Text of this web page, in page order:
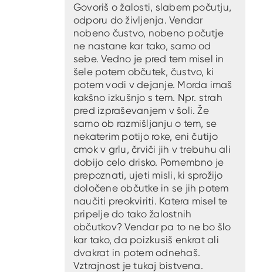
Govoriš o žalosti, slabem počutju,
odporu do življenja. Vendar
nobeno čustvo, nobeno počutje
ne nastane kar tako, samo od
sebe. Vedno je pred tem misel in
šele potem občutek, čustvo, ki
potem vodi v dejanje. Morda imaš
kakšno izkušnjo s tem. Npr. strah
pred izpraševanjem v šoli. Že
samo ob razmišljanju o tem, se
nekaterim potijo roke, eni čutijo
cmok v grlu, črviči jih v trebuhu ali
dobijo celo drisko. Pomembno je
prepoznati, ujeti misli, ki sprožijo
določene občutke in se jih potem
naučiti preokviriti. Katera misel te
pripelje do tako žalostnih
občutkov? Vendar pa to ne bo šlo
kar tako, da poizkusiš enkrat ali
dvakrat in potem odnehaš.
Vztrajnost je tukaj bistvena.